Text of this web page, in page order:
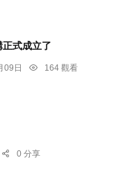
正式成立了
09日
164 觀看
0 分享